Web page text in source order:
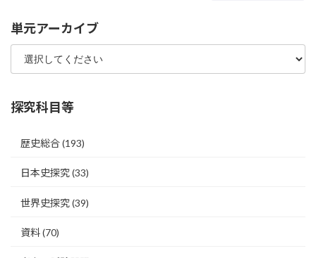
単元アーカイブ
探究科目等
歴史総合(193)
日本史探究(33)
世界史探究(39)
資料(70)